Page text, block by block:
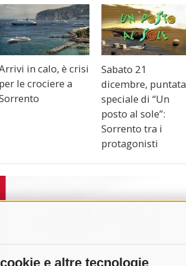
e altre tecnologie
in calo, è crisi
per le crociere a
Sabato 21
dicembre, puntata
speciale di “Un
posto al sole”:
Sorrento tra i
protagonisti